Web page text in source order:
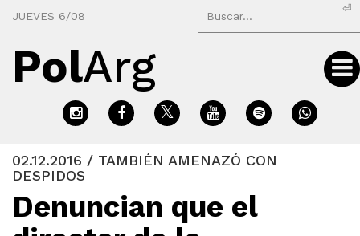
JUEVES 6/08
⏎
PolArg
02.12.2016 / TAMBIÉN AMENAZÓ CON
DESPIDOS
Denuncian que el